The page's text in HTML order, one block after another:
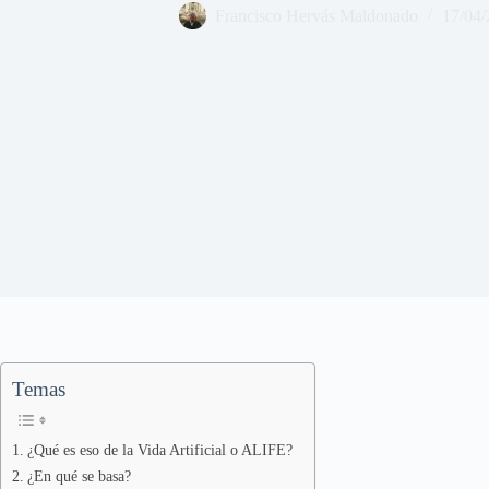
Temas
¿Qué es eso de la Vida Artificial o ALIFE?
¿En qué se basa?